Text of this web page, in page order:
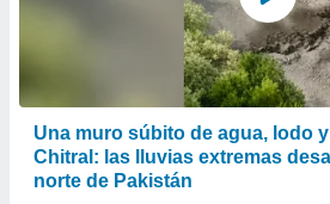
Una muro súbito de agua, lodo
Chitral: las lluvias extremas
norte de Pakistán